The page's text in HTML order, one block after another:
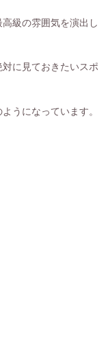
級の雰囲気を演出し
に見ておきたいスポ
うになっています。